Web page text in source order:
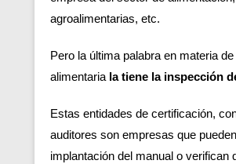
agroalimentarias, etc.
Pero la última palabra en materia
alimentaria la tiene la inspección
Estas entidades de certificación,
auditores son empresas que
implantación del manual o verifican